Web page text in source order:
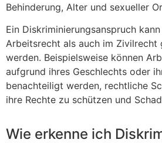
Behinderung, Alter und sexueller
Ein Diskriminierungsanspruch
Arbeitsrecht als auch im Zivilrecht
werden. Beispielsweise können
aufgrund ihres Geschlechts oder
benachteiligt werden, rechtliche
ihre Rechte zu schützen und
Wie erkenne ich